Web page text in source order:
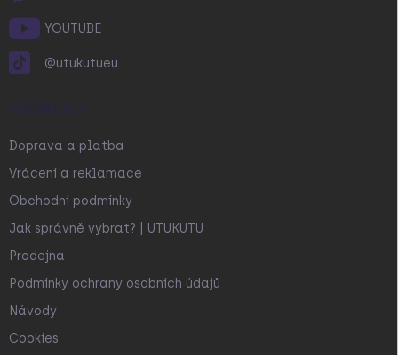
YOUTUBE
@utukutueu
O NÁKUPU
Doprava a platba
Vrácení a reklamace
Obchodní podmínky
Jak správně vybrat? | UTUKUTU
Prodejna
Podmínky ochrany osobních údajů
Návody
Cookies